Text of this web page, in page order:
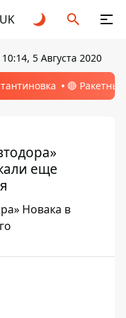
UK
10:14, 5 Августа 2020
🔴
еще
Новака в